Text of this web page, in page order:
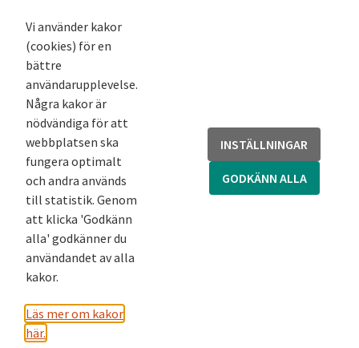
Nyhetsbrev
Andra webbplatser
Arkivsök
Fornsök
Fornreg
Bebyggelseregistret
Runor
Kringla
Vi använder kakor
(cookies) för en
bättre
användarupplevelse.
Några kakor är
nödvändiga för att
webbplatsen ska
fungera optimalt
och andra används
till statistik. Genom
att klicka 'Godkänn
alla' godkänner du
användandet av alla
kakor.
Läs mer om kakor
här.
INSTÄLLNINGAR
GODKÄNN ALLA